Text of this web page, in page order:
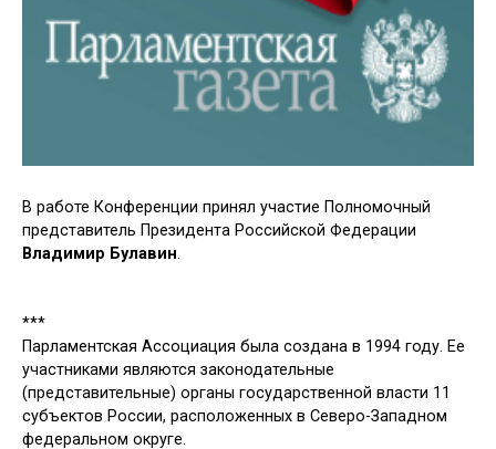
В работе Конференции принял участие Полномочный
представитель Президента Российской Федерации
Владимир Булавин.
***
Парламентская Ассоциация была создана в 1994 году. Ее
участниками являются законодательные
(представительные) органы государственной власти 11
субъектов России, расположенных в Северо-Западном
федеральном округе.